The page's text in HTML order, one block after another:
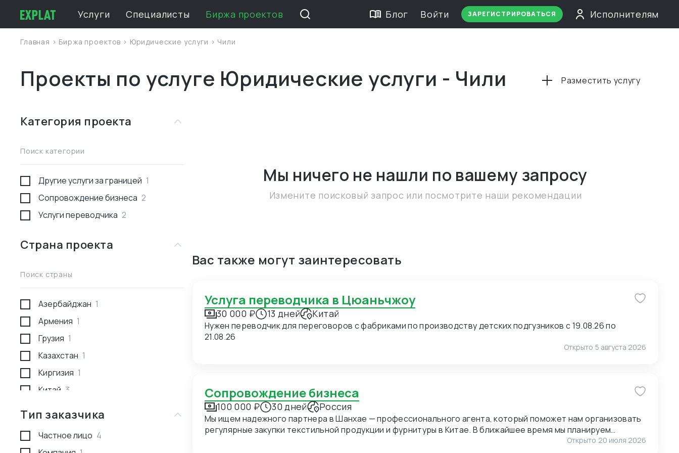
Услуги Специалисты Биржа проектов Блог Войти ЗАРЕГИСТРИРОВАТЬСЯ Исполнителям
Главная > Биржа проектов > Юридические услуги > Чили
Проекты по услуге Юридические услуги - Чили Разместить услугу
Категория проекта
Поиск категории
Другие услуги за границей 1
Сопровождение бизнеса 2
Услуги переводчика 2
Страна проекта
Поиск страны
Азербайджан 1
Армения 1
Грузия 1
Казахстан 1
Киргизия 1
Китай 3
Тип заказчика
Частное лицо 4
Мы ничего не нашли по вашему запросу
Измените поисковый запрос или посмотрите наши рекомендации
Вас также могут заинтересовать
Услуга переводчика в Цюаньчжоу
30 000 ₽ 13 дней Китай
Нужен переводчик для переговоров с фабриками по производству детских подгузников с 19.08.26 по
21.08.26
Открыто 5 августа 2026
Сопровождение бизнеса
100 000 ₽ 30 дней Россия
Мы ищем надежного партнера в Шанхае — профессионального агента, который поможет нам организовать
регулярные закупки текстильной продукции и фурнитуры в Китае. В ближайшее время мы планируем
приехать в Шанхай для личных встреч с потенциальными поставщиками, поэтому нам также необходимо
Открыто 20 июля 2026